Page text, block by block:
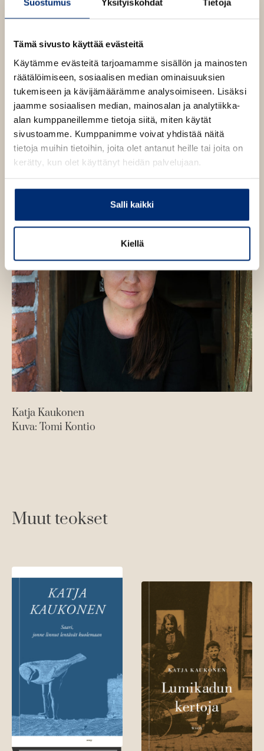
Suostumus Yksityiskohdat Tietoja
Tämä sivusto käyttää evästeitä
Käytämme evästeitä tarjoamamme sisällön ja mainosten
räätälöimiseen, sosiaalisen median ominaisuuksien
tukemiseen ja kävijämäärämme analysoimiseen. Lisäksi
jaamme sosiaalisen median, mainosalan ja analytiikka-
alan kumppaneillemme tietoja siitä, miten käytät
sivustoamme. Kumppanimme voivat yhdistää näitä
tietoja muihin tietoihin, joita olet antanut heille tai joita on
kerätty, kun olet käyttänyt heidän palvelujaan.
Salli kaikki
Kiellä
e
v
ä
l
i
l
e
h
t
u
u
e
e
n
v
ä
l
i
l
e
t
e
a
a
u
t
e
e
n
v
ä
l
i
e
e
n
Tampereella asuva palkittu kirjailija, jonka teosten
ikäväon Kaukosen saaritrilogian kolmas, itsenäinen
lentävät kuolemaan (2020) rinnalla.
Lue lisää tekijästä
K
a
j
a
K
a
k
e
n
Katja Kaukonen
Kuva: Tomi Kontio
Muut teokset